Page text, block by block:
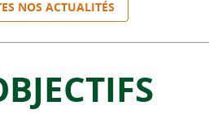
NOS ACTUALITÉS